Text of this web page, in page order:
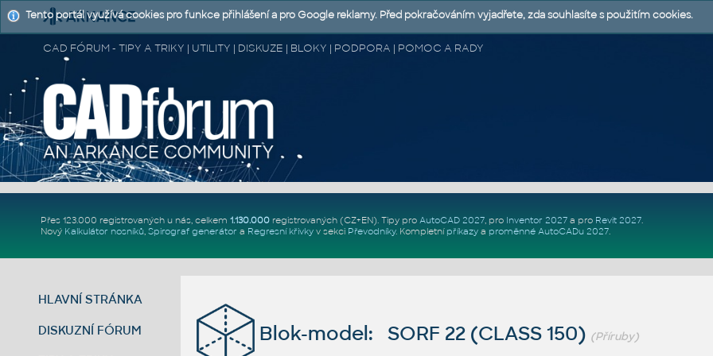
CAD FÓRUM - TIPY A TRIKY | UTILITY | DISKUZE | BLOKY | PODPORA | POMOC A RADY
Přes 123.000 registrovaných u nás, celkem 1.130.000registrovaných (CZ+EN). Tipy pro AutoCAD 2027, pro Inventor 2027a pro Revit 2027.
Nový Kalkulátor nosníků, Spirograf generátor a Regresní křivkyv sekci Převodníky. Kompletní příkazya proměnné AutoCADu 2027.
HLAVNÍ STRÁNKA
DISKUZNÍ FÓRUM Blok-model: SORF 22 (CLASS 150) (Příruby)
Tento portál využívá cookies pro funkce přihlášení a pro Google reklamy. Před pokračováním vyjadřete, zda souhlasíte s použitím cookies.